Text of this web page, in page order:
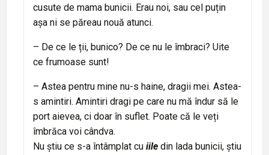
cusute de mama bunicii. Erau noi, sau cel puțin
așa ni se păreau nouă atunci.
– De ce le ții, bunico? De ce nu le îmbraci? Uite
ce frumoase sunt!
– Astea pentru mine nu-s haine, dragii mei. Astea-
s amintiri. Amintiri dragi pe care nu mă îndur să le
port aievea, ci doar în suflet. Poate că le veți
îmbrăca voi cândva.
Nu știu ce s-a întâmplat cu iile din lada bunicii, știu